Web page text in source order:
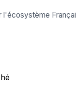
l'écosystème